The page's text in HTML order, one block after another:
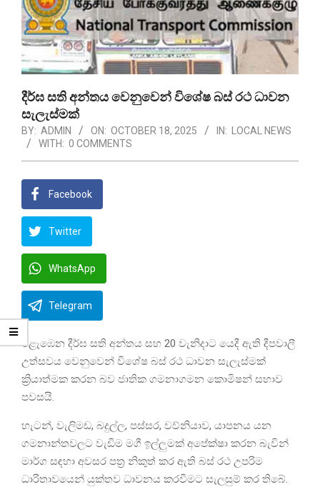
දීර්ඝ සති අන්තය වෙනුවෙන් විශේෂ බස් රථ ධාවන
සැලැස්මක්
BY: ADMIN ON: OCTOBER 18, 2025 IN:
LOCAL NEWS
WITH: 0 COMMENTS
Facebook
Twitter
WhatsApp
Telegram
එළැඹෙන දීර්ඝ සති අන්තය සහ 20 වැනිදාට යෙදී ඇති දීපවාලී
උත්සවය වෙනුවෙන් විශේෂ බස් රථ ධාවන සැලැස්මක්
ක්‍රියාත්මක කරන බව ජාතික ගමනාගමන කොමිෂන් සභාව
පවසයි.
හැටන්, වැලිමඩ, බදුල්ල, පස්සර, වව්නියාව, යාපනය යන
ගමනාන්තවලට වැඩිම මගී ඉල්ලුමක් අපේක්ෂා කරන බැවින්
මාර්ග සඳහා අවසර පත්‍ර නිකුත් කර ඇති බස් රථ උපරිම
ධාරිතාවයෙන් යුක්තව ධාවනය කරවීමට සැලසුම් කර තිබේ.